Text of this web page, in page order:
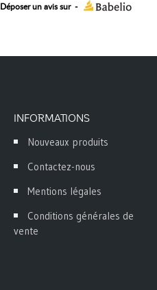
Déposer un avis sur -
INFORMATIONS
Nouveaux produits
Contactez-nous
Mentions légales
Conditions générales de
vente